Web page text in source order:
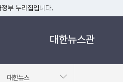
부 누리집입니다.
대한민국 정부기관이 관리하는 누리집입니
대한뉴스관
대한뉴스